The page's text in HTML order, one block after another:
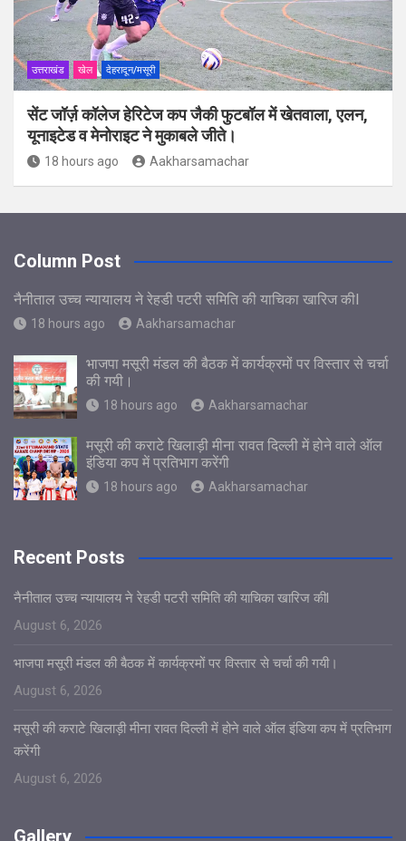
उत्तराखंड खेल देहरादून/मसूरी
सेंट जॉर्ज़ कॉलेज हेरिटेज कप जैकी फुटबॉल में खेतवाला, एलन,
यूनाइटेड व मेनोराइट ने मुकाबले जीते।
18 hours ago Aakharsamachar
Column Post
नैनीताल उच्च न्यायालय ने रेहडी पटरी समिति की याचिका खारिज कीl
18 hours ago Aakharsamachar
भाजपा मसूरी मंडल की बैठक में कार्यक्रमों पर विस्तार से चर्चा
की गयी।
18 hours ago Aakharsamachar
मसूरी की कराटे खिलाड़ी मीना रावत दिल्ली में होने वाले ऑल
इंडिया कप में प्रतिभाग करेंगी
18 hours ago Aakharsamachar
Recent Posts
नैनीताल उच्च न्यायालय ने रेहडी पटरी समिति की याचिका खारिज कीl
August 6, 2026
भाजपा मसूरी मंडल की बैठक में कार्यक्रमों पर विस्तार से चर्चा की गयी।
August 6, 2026
मसूरी की कराटे खिलाड़ी मीना रावत दिल्ली में होने वाले ऑल इंडिया कप में प्रतिभाग
करेंगी
August 6, 2026
Gallery